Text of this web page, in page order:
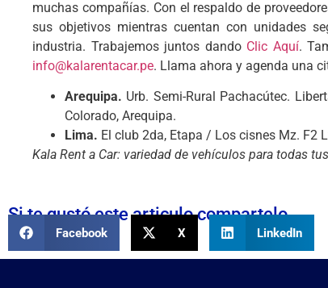
muchas compañías. Con el respaldo de
sus objetivos mientras cuentan con unidades
industria. Trabajemos juntos dando Clic Aquí.
info@kalarentacar.pe. Llama ahora y agenda una
Arequipa. Urb. Semi-Rural Pachacútec.
Colorado, Arequipa.
Lima. El club 2da, Etapa / Los cisnes Mz. F2
Kala Rent a Car: variedad de vehículos para todas
Si te gustó este articulo compartelo
Facebook X LinkedIn